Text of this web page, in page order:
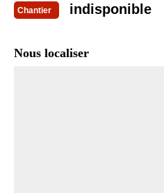
Chantier indisponible
Nous localiser